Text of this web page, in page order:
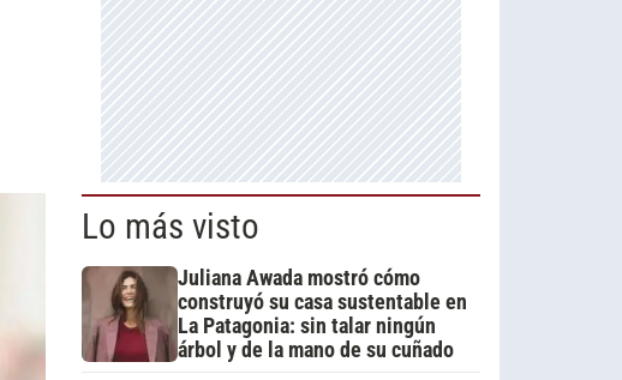
Lo más visto
Juliana Awada mostró cómo
construyó su casa sustentable en
La Patagonia: sin talar ningún
árbol y de la mano de su cuñado